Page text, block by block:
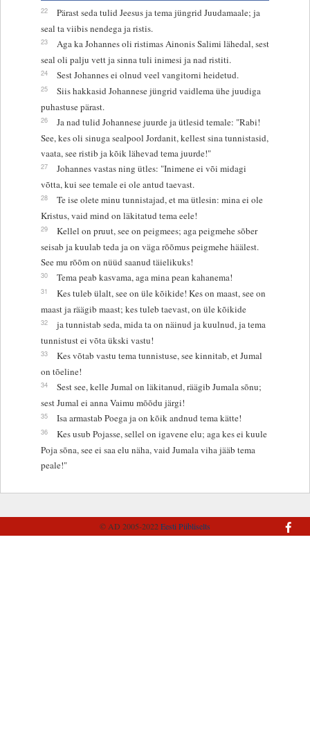
22
Pärast seda tulid Jeesus ja tema jüngrid Juudamaale; ja
seal ta viibis nendega ja ristis.
23
Aga ka Johannes oli ristimas Ainonis Salimi lähedal, sest
seal oli palju vett ja sinna tuli inimesi ja nad ristiti.
24 Sest Johannes ei olnud veel vangitorni heidetud.
25
Siis hakkasid Johannese jüngrid vaidlema ühe juudiga
puhastuse pärast.
26
Ja nad tulid Johannese juurde ja ütlesid temale: "Rabi!
See, kes oli sinuga sealpool Jordanit, kellest sina tunnistasid,
vaata, see ristib ja kõik lähevad tema juurde!"
27
Johannes vastas ning ütles: "Inimene ei või midagi
võtta, kui see temale ei ole antud taevast.
28
Te ise olete minu tunnistajad, et ma ütlesin: mina ei ole
Kristus, vaid mind on läkitatud tema eele!
29
Kellel on pruut, see on peigmees; aga peigmehe sõber
seisab ja kuulab teda ja on väga rõõmus peigmehe häälest.
See mu rõõm on nüüd saanud täielikuks!
30 Tema peab kasvama, aga mina pean kahanema!
31
Kes tuleb ülalt, see on üle kõikide! Kes on maast, see on
maast ja räägib maast; kes tuleb taevast, on üle kõikide
32
ja tunnistab seda, mida ta on näinud ja kuulnud, ja tema
tunnistust ei võta ükski vastu!
33
Kes võtab vastu tema tunnistuse, see kinnitab, et Jumal
on tõeline!
34
Sest see, kelle Jumal on läkitanud, räägib Jumala sõnu;
sest Jumal ei anna Vaimu mõõdu järgi!
35 Isa armastab Poega ja on kõik andnud tema kätte!
36
Kes usub Pojasse, sellel on igavene elu; aga kes ei kuule
Poja sõna, see ei saa elu näha, vaid Jumala viha jääb tema
peale!"
© AD 2005-2022Eesti Piibliselts